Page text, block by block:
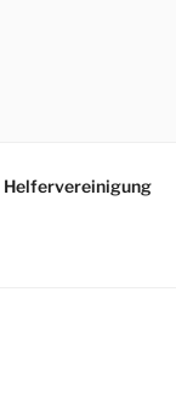
Helfervereinigung